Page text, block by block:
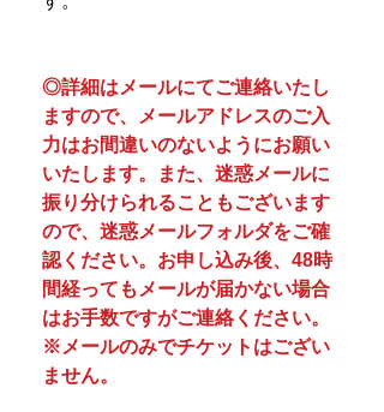
◎詳細はメールにてご連絡いたし
ますので、メールアドレスのご入
力はお間違いのないようにお願い
いたします。また、迷惑メールに
振り分けられることもございます
ので、迷惑メールフォルダをご確
認ください。お申し込み後、48時
間経ってもメールが届かない場合
はお手数ですがご連絡ください。
※メールのみでチケットはござい
ません。